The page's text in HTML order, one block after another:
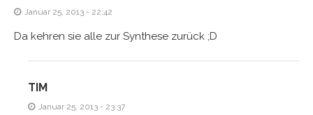
Januar 25, 2013 - 22:42
Da kehren sie alle zur Synthese zurück ;D
TIM
Januar 25, 2013 - 23:37